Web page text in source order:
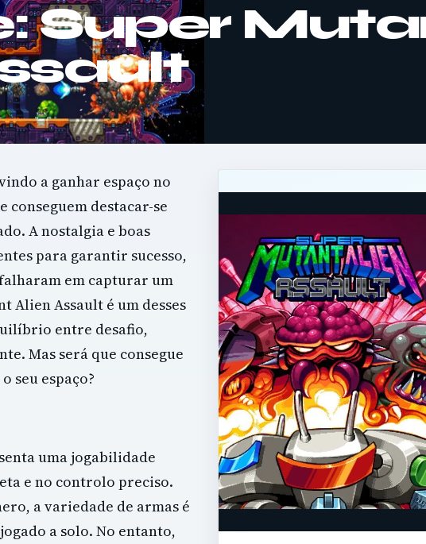
Super
a ganhar espaço no
conseguem destacar-se
A nostalgia e boas
para garantir sucesso,
em capturar um
Alien Assault é um desses
entre desafio,
Mas será que consegue
seu espaço?
uma jogabilidade
e no controlo preciso.
a variedade de armas é
a solo. No entanto,